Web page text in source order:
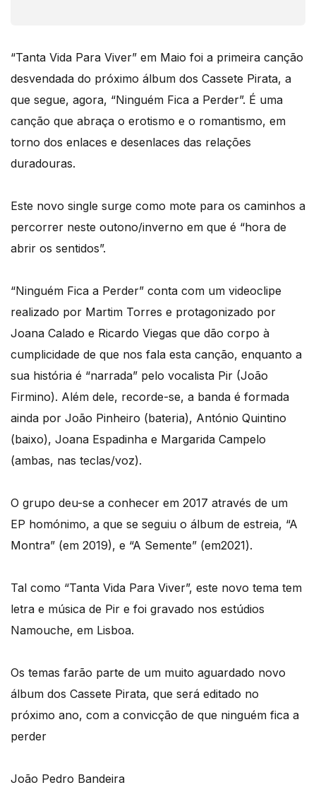
“Tanta Vida Para Viver” em Maio foi a primeira canção
desvendada do próximo álbum dos Cassete Pirata, a
que segue, agora, “Ninguém Fica a Perder”. É uma
canção que abraça o erotismo e o romantismo, em
torno dos enlaces e desenlaces das relações
duradouras.
Este novo single surge como mote para os caminhos a
percorrer neste outono/inverno em que é “hora de
abrir os sentidos”.
“Ninguém Fica a Perder” conta com um videoclipe
realizado por Martim Torres e protagonizado por
Joana Calado e Ricardo Viegas que dão corpo à
cumplicidade de que nos fala esta canção, enquanto a
sua história é “narrada” pelo vocalista Pir (João
Firmino). Além dele, recorde-se, a banda é formada
ainda por João Pinheiro (bateria), António Quintino
(baixo), Joana Espadinha e Margarida Campelo
(ambas, nas teclas/voz).
O grupo deu-se a conhecer em 2017 através de um
EP homónimo, a que se seguiu o álbum de estreia, “A
Montra” (em 2019), e “A Semente” (em2021).
Tal como “Tanta Vida Para Viver”, este novo tema tem
letra e música de Pir e foi gravado nos estúdios
Namouche, em Lisboa.
Os temas farão parte de um muito aguardado novo
álbum dos Cassete Pirata, que será editado no
próximo ano, com a convicção de que ninguém fica a
perder
João Pedro Bandeira